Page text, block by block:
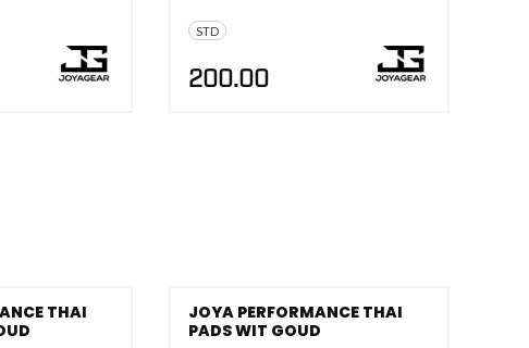
STD
200.00
THAI
JOYA PERFORMANCE THAI
PADS WIT GOUD